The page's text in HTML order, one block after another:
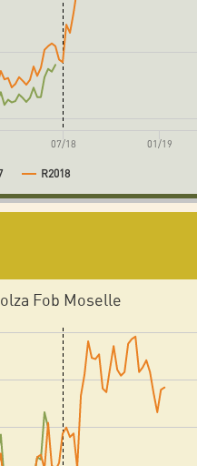
R2018
07/18 01/19
Fob Moselle